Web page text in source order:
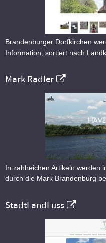
Brandenburger Dorfkirchen
Information, sortiert nach
Mark Radler
In zahlreichen Artikeln werden
durch die Mark Brandenburg
StadtLandFuss